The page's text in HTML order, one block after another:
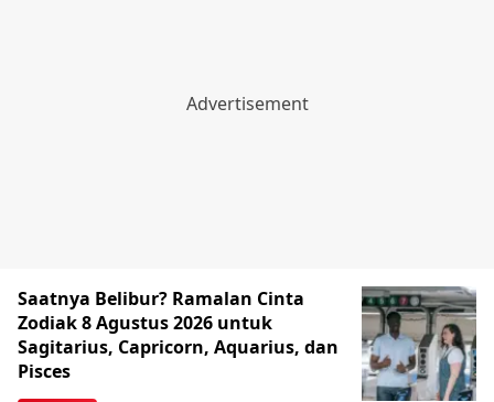
Saatnya Belibur? Ramalan Cinta
Zodiak 8 Agustus 2026 untuk
Sagitarius, Capricorn, Aquarius, dan
Pisces